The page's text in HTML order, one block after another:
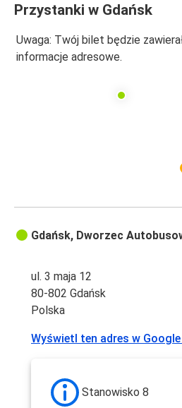
Przystanki w Gdańsk
Uwaga: Twój bilet będzie
informacje adresowe.
Gdańsk, Dworzec
ul. 3 maja 12
80-802 Gdańsk
Polska
Wyświetl ten adres w
Stanowisko 8